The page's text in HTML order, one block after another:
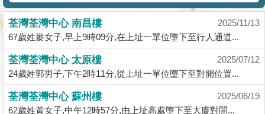
成
交
業
主
放
盤
荃灣荃灣中心 南昌樓
2025/11/13
67歲姓麥女子,早上9時09分,在上址一單位墮下至行人通道...
荃灣荃灣中心 太原樓
2025/07/12
24歲姓郭男子,下午2時11分,從上址一單位墮下至對開位置...
荃灣荃灣中心 蘇州樓
2025/06/19
62歲姓黃女子,中午12時57分,由上址高處墮下至大廈對開...